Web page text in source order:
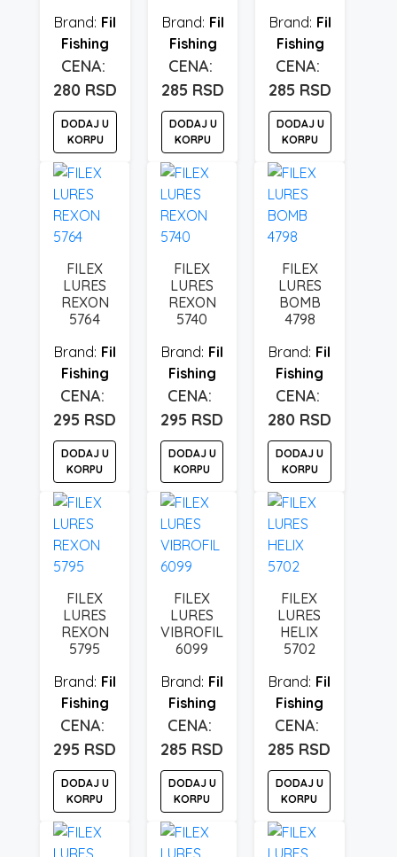
Fil
Fishing
280 RSD
DODAJ U
KORPU
Fil
Fishing
285 RSD
DODAJ U
KORPU
Fil
Fishing
285 RSD
DODAJ U
KORPU
FILEX
LURES
REXON
5764
Fil
Fishing
295 RSD
DODAJ U
KORPU
FILEX
LURES
REXON
5740
Fil
Fishing
295 RSD
DODAJ U
KORPU
FILEX
LURES
BOMB
4798
Fil
Fishing
280 RSD
DODAJ U
KORPU
FILEX
LURES
REXON
5795
Fil
Fishing
295 RSD
DODAJ U
KORPU
FILEX
LURES
VIBROFIL
6099
Fil
Fishing
285 RSD
DODAJ U
KORPU
FILEX
LURES
HELIX
5702
Fil
Fishing
285 RSD
DODAJ U
KORPU